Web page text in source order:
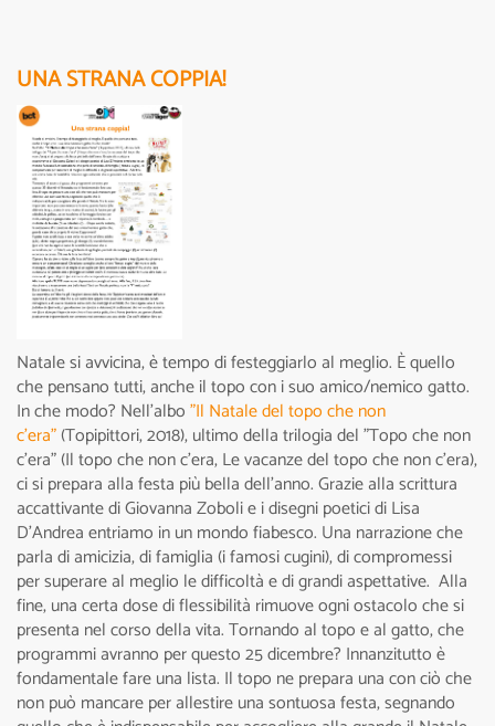
UNA STRANA COPPIA!
Natale si avvicina, è tempo di festeggiarlo al meglio. È quello
che pensano tutti, anche il topo con i suo amico/nemico gatto.
In che modo? Nell’albo"Il Natale del topo che non
c’era"(Topipittori, 2018), ultimo della trilogia del "Topo che non
c’era" (Il topo che non c’era, Le vacanze del topo che non c’era),
ci si prepara alla festa più bella dell’anno. Grazie alla scrittura
accattivante di Giovanna Zoboli e i disegni poetici di Lisa
D’Andrea entriamo in un mondo fiabesco. Una narrazione che
parla di amicizia, di famiglia (i famosi cugini), di compromessi
per superare al meglio le difficoltà e di grandi aspettative. Alla
fine, una certa dose di flessibilità rimuove ogni ostacolo che si
presenta nel corso della vita. Tornando al topo e al gatto, che
programmi avranno per questo 25 dicembre? Innanzitutto è
fondamentale fare una lista. Il topo ne prepara una con ciò che
non può mancare per allestire una sontuosa festa, segnando